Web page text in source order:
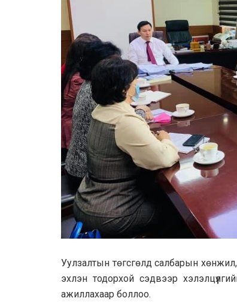
Уулзалтын төгсгөлд салбарын
эхлэн тодорхой сэдвээр
ажиллахаар боллоо.